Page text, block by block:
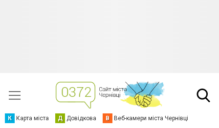
К Карта міста Д Довідкова В Веб-камери міста Чернівці